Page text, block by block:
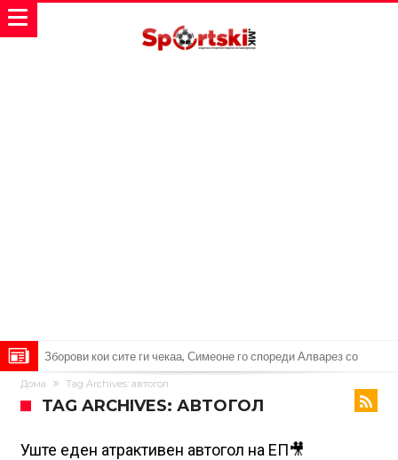
Реал Мадрид ја прекинува потрагата по нов играч за врска
Мекгрегор успешно опериран: Коленото е средено, се враќам
Ханси Флик не жали долго за Араухо, туку брзо најде замена во
англиската Премиер лига
Играч на Барселона бесен го напушти тренингот по
Дома Tag Archives: автогол
TAG ARCHIVES: АВТОГОЛ
Уште еден атрактивен автогол на ЕП🎥